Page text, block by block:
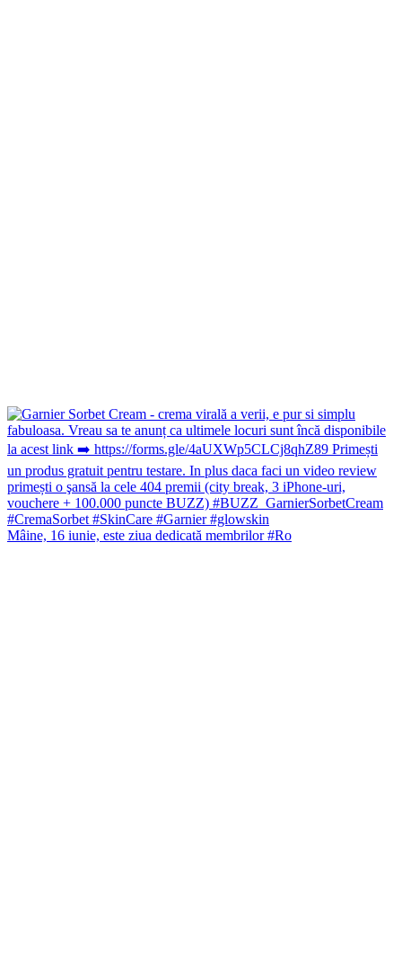
Mâine, 16 iunie, este ziua dedicată membrilor #Ro